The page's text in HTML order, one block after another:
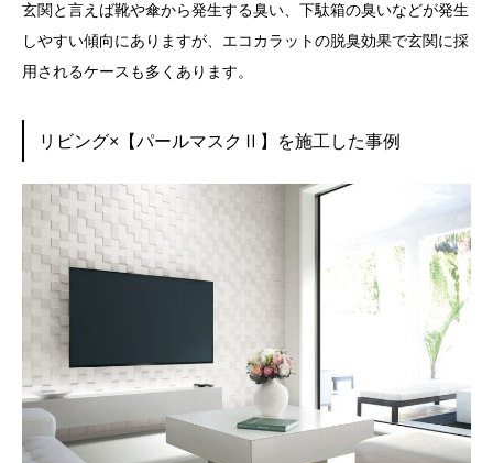
玄関と言えば靴や傘から発生する臭い、下駄箱の臭いなどが発生
しやすい傾向にありますが、エコカラットの脱臭効果で玄関に採
用されるケースも多くあります。
リビング×【パールマスクⅡ】を施工した事例